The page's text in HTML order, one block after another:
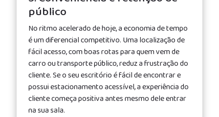
público
No ritmo acelerado de hoje, a economia de tempo
é um diferencial competitivo. Uma localização de
fácil acesso, com boas rotas para quem vem de
carro ou transporte público, reduz a frustração do
cliente. Se o seu escritório é fácil de encontrar e
possui estacionamento acessível, a experiência do
cliente começa positiva antes mesmo dele entrar
na sua sala.